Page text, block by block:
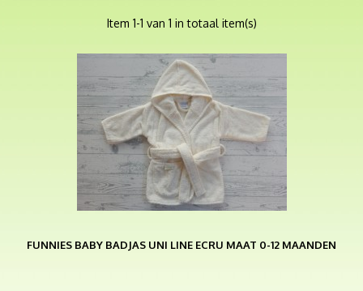
Item 1-1 van 1 in totaal item(s)
FUNNIES BABY BADJAS UNI LINE ECRU MAAT 0-12 MAANDEN